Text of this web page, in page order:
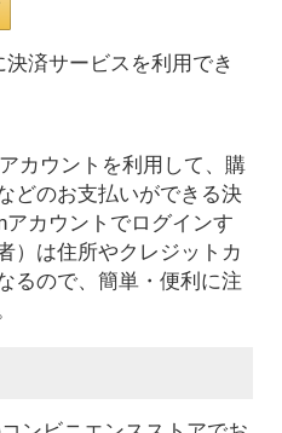
済サービスを利用でき
カウントを利用して、購
どのお支払いができる決
カウントでログインす
）は住所やクレジットカ
るので、簡単・便利に注